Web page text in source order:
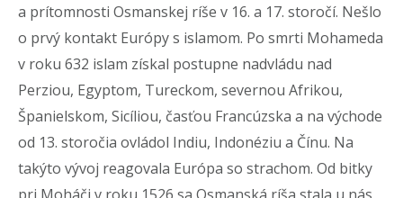
a prítomnosti Osmanskej ríše v 16. a 17. storočí. Nešlo
o prvý kontakt Európy s islamom. Po smrti Mohameda
v roku 632 islam získal postupne nadvládu nad
Perziou, Egyptom, Tureckom, severnou Afrikou,
Španielskom, Sicíliou, časťou Francúzska a na východe
od 13. storočia ovládol Indiu, Indonéziu a Čínu. Na
takýto vývoj reagovala Európa so strachom. Od bitky